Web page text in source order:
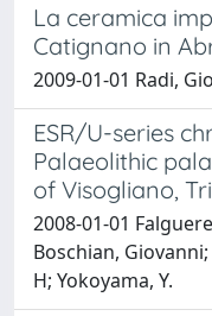
La ceramica
Catignano in
2009-01-01 Radi,
ESR/U-series
Palaeolithic
of Visogliano,
2008-01-01
Boschian,
H; Yokoyama, Y.